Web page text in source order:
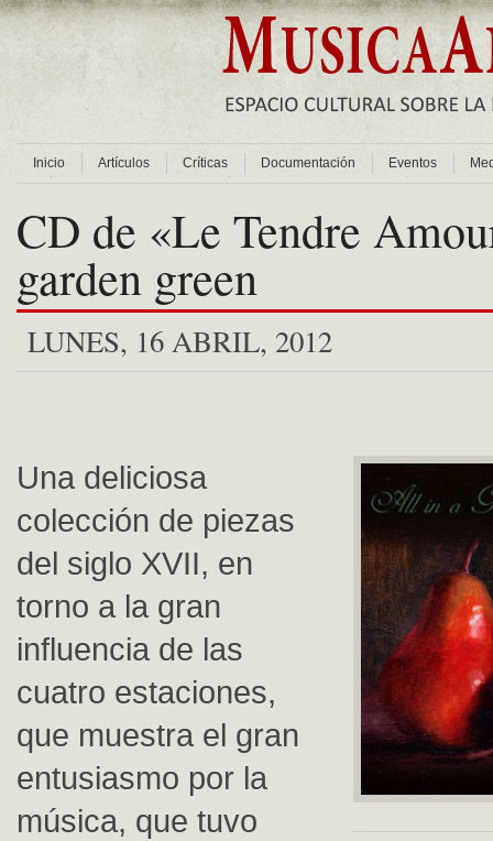
Inicio Artículos Críticas Documentación Eventos
CD de «Le Tendre
garden green
LUNES, 16 ABRIL, 2012
Una deliciosa
colección de piezas
del siglo XVII, en
torno a la gran
influencia de las
cuatro estaciones,
que muestra el gran
entusiasmo por la
música, que tuvo